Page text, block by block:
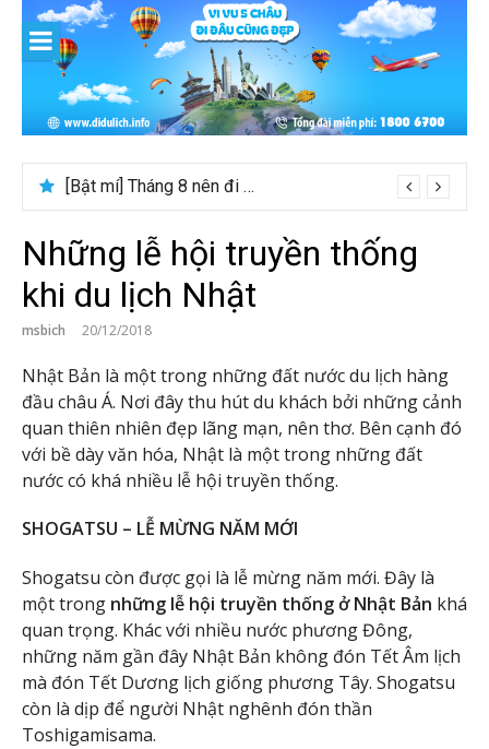
content
[Bật mí] Tháng 8 nên đi nước nào đẹp? Gợi ý 5+ tọa độ hot 2026
Những lễ hội truyền thống
khi du lịch Nhật
msbich 20/12/2018
Nhật Bản là một trong những đất nước du lịch hàng
đầu châu Á. Nơi đây thu hút du khách bởi những cảnh
quan thiên nhiên đẹp lãng mạn, nên thơ. Bên cạnh đó
với bề dày văn hóa, Nhật là một trong những đất
nước có khá nhiều lễ hội truyền thống.
SHOGATSU – LỄ MỪNG NĂM MỚI
Shogatsu còn được gọi là lễ mừng năm mới. Đây là
một trong những lễ hội truyền thống ở Nhật Bản khá
quan trọng. Khác với nhiều nước phương Đông,
những năm gần đây Nhật Bản không đón Tết Âm lịch
mà đón Tết Dương lịch giống phương Tây. Shogatsu
còn là dịp để người Nhật nghênh đón thần
Toshigamisama.